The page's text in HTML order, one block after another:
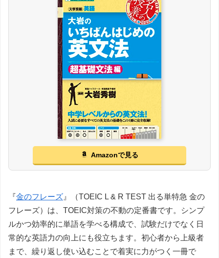
Amazonで見る
『金のフレーズ 』（TOEIC L & R TEST 出る単特急 金の
フレーズ）は、TOEIC対策の不動の定番書です。シンプ
ルかつ効率的に単語を学べる構成で、試験だけでなく日
常的な英語力の向上にも役立ちます。初心者から上級者
まで、繰り返し使い込むことで着実に力がつく一冊で